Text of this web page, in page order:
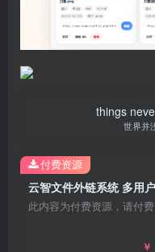
things
世界并
云智文件外链系统 多用
此内容为付费资源，请付
￥
付费资源